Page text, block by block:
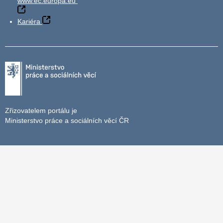
Kariéra
Zřizovatelem portálu je
Ministerstvo práce a sociálních věcí ČR